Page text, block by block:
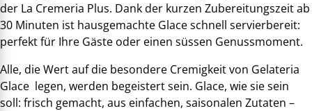
der La Cremeria Plus. Dank der kurzen Zubereitungszeit ab
30 Minuten ist hausgemachte Glace schnell servierbereit:
perfekt für Ihre Gäste oder einen süssen Genussmoment.
Alle, die Wert auf die besondere Cremigkeit von Gelateria
Glace legen, werden begeistert sein. Glace, wie sie sein
soll: frisch gemacht, aus einfachen, saisonalen Zutaten –